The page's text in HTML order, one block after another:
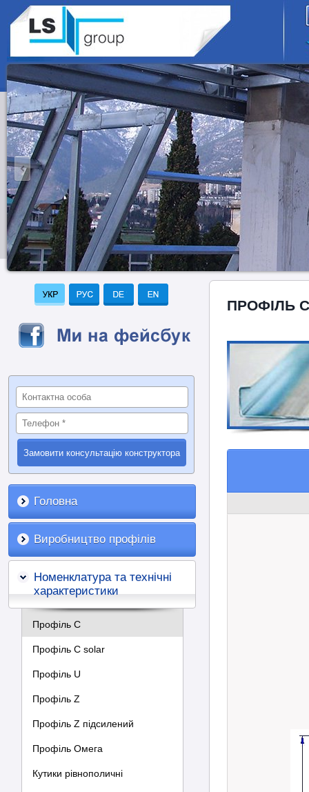
Головна
Виробництво профілів
Номенклатура та технічні
характеристики
Профіль С
Профіль C solar
Профіль U
Профіль Z
Профіль Z підсилений
Профіль Омега
Кутики рівнополичні
ПРОФІЛЬ С